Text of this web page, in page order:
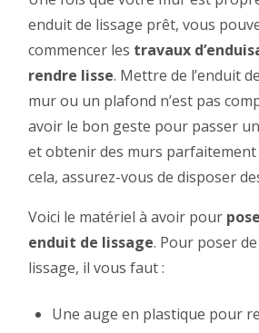
enduit de lissage prêt, vous
commencer les travaux
rendre lisse. Mettre de l’enduit
mur ou un plafond n’est pas
avoir le bon geste pour passer
et obtenir des murs parfaitement
cela, assurez-vous de disposer
Voici le matériel à avoir pour
enduit de lissage. Pour poser de
lissage, il vous faut :
Une auge en plastique pour